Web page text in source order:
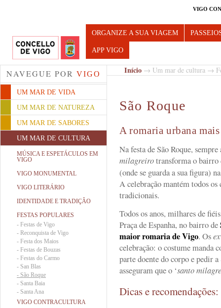
VIGO
Turismo de Vigo
ORGANIZE A SUA VIAGEM
APP VIGO
NAVEGUE POR VIGO
UM MAR DE VIDA
UM MAR DE NATUREZA
UM MAR DE SABORES
UM MAR DE CULTURA
MÚSICA E ESPETÁCULOS EM
VIGO
VIGO MONUMENTAL
VIGO LITERÁRIO
IDENTIDADE E TRADIÇÂO
FESTAS POPULARES
- Festas de Vigo
- Reconquista de Vigo
- Festa dos Maios
- Festas de Bouzas
- Festas do Carmo
- San Blas
- São Roque
- Santa Baia
- Santa Ana
VIGO CONTRACULTURA
Início → Um mar de cultura →
São Roque
A romaria urbana
Na festa de São Roque,
milagreirotransforma o
(onde se guarda a sua figura)
A celebração mantém todos os
tradicionais.
Todos os anos, milhares de
Praça de Espanha, no bairro de
maior romaria de Vigo. Os
celebração: o costume manda
parte doente do corpo e pedir
asseguram que o ‘santo
Dicas e